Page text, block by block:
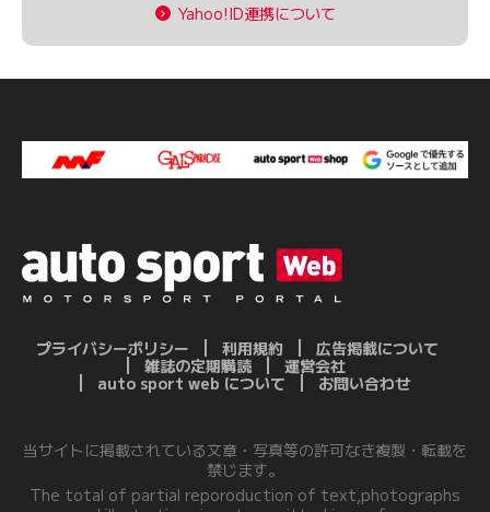
Yahoo!ID連携について
プライバシーポリシー 利用規約
広告掲載について
雑誌の定期購読
運営会社
auto sport web について
お問い合わせ
当サイトに掲載されている文章・写真等の許可なき複製・転載を
禁じます。
The total of partial reporoduction of text,photographs